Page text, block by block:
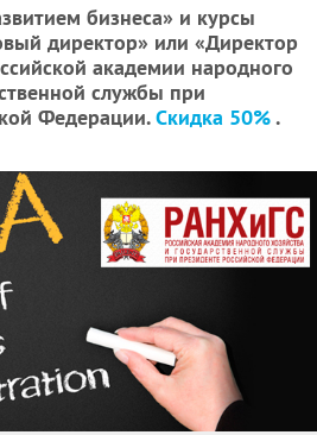
бизнеса» и курсы
директор» или «Директор
академии народного
службы при
Федерации.Скидка 50%.